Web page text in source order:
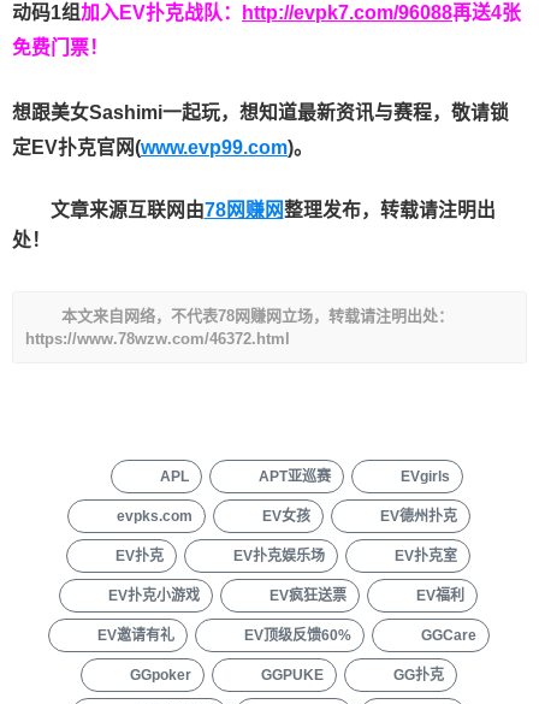
动码1组加入EV扑克战队： http://evpk7.com/96088再送4张
免费门票！
想跟美女Sashimi一起玩， 想知道最新资讯与赛程， 敬请锁
定EV扑克官网(www.evp99.com)。
文章来源互联网由78网赚网整理发布，转载请注明出
处！
本文来自网络，不代表78网赚网立场，转载请注明出处：
https://www.78wzw.com/46372.html
APL APT亚巡赛 EVgirls
evpks.com EV女孩 EV德州扑克
EV扑克 EV扑克娱乐场 EV扑克室
EV扑克小游戏 EV疯狂送票 EV福利
EV邀请有礼 EV顶级反馈60% GGCare
GGpoker GGPUKE GG扑克